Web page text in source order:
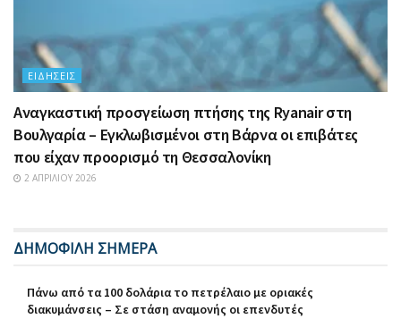
ΕΙΔΉΣΕΙΣ
Αναγκαστική προσγείωση πτήσης της Ryanair στη
Βουλγαρία – Εγκλωβισμένοι στη Βάρνα οι επιβάτες
που είχαν προορισμό τη Θεσσαλονίκη
2 ΑΠΡΙΛΊΟΥ 2026
ΔΗΜΟΦΙΛΗ ΣΗΜΕΡΑ
Πάνω από τα 100 δολάρια το πετρέλαιο με οριακές
διακυμάνσεις – Σε στάση αναμονής οι επενδυτές